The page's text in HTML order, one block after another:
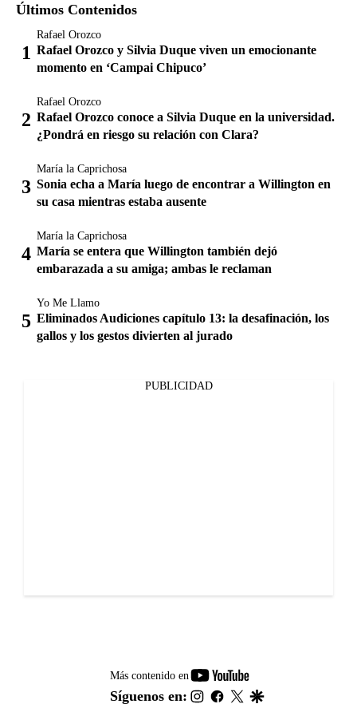
Últimos Contenidos
Rafael Orozco
Rafael Orozco y Silvia Duque viven un emocionante
momento en ‘Campai Chipuco’
Rafael Orozco
Rafael Orozco conoce a Silvia Duque en la universidad.
¿Pondrá en riesgo su relación con Clara?
María la Caprichosa
Sonia echa a María luego de encontrar a Willington en
su casa mientras estaba ausente
María la Caprichosa
María se entera que Willington también dejó
embarazada a su amiga; ambas le reclaman
Yo Me Llamo
Eliminados Audiciones capítulo 13: la desafinación, los
gallos y los gestos divierten al jurado
PUBLICIDAD
Más contenido en
youtube-
footer
Síguenos en: instagram
facebook
twitter